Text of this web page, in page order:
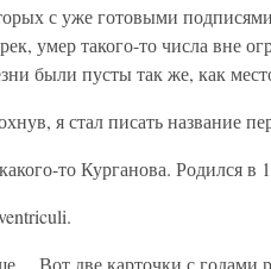
с уже готовыми
умер такого-то числа вне
были пусты так же, как
я стал писать название
то Курганова. Родился в
Вот две карточки с